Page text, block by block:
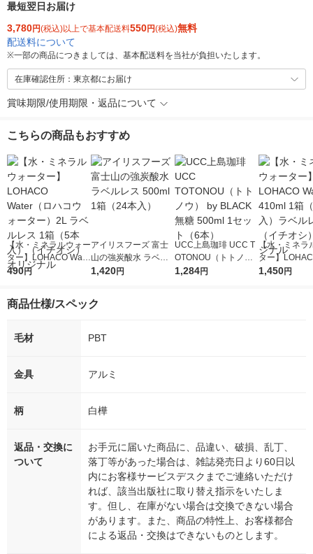
最短翌日お届け
3,780円(税込)以上で基本配送料550円(税込)無料
配送料について
※一部の商品につきましては、基本配送料を当社が負担いたします。
在庫確認住所：東京都にお届け
賞味期限/使用期限・返品について
こちらの商品もおすすめ
【水・ミネラルウォー
ター】LOHACO Wate
r（ロハコウォータ
シ） オリジナル
490円
アイリスフーズ 富士
山の強炭酸水 ラベル
レス 500ml 1箱（24
1,420円
UCC上島珈琲 UCC T
OTONOU（トトノ
ウ） by BLACK無糖 5
1,284円
【水・ミネラ
ター】
r 410ml 1箱（
1,450円
商品仕様/スペック
毛材 PBT
金具 アルミ
柄 白樺
返品・交換に
ついて
お手元に届いた商品に、品違い、破損、乱丁、
落丁等があった場合は、雑誌発売日より60日以
内にお客様サービスデスクまでご連絡いただけ
れば、該当出版社に取り替え指示をいたしま
す。但し、在庫がない場合は交換できない場合
があります。また、商品の特性上、お客様都合
による返品・交換はできないものとします。